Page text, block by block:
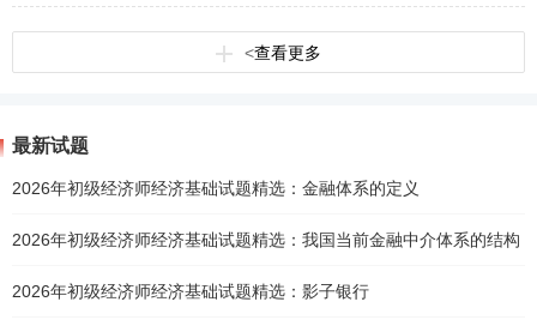
<查看更多
最新试题
2026年初级经济师经济基础试题精选：金融体系的定义
2026年初级经济师经济基础试题精选：我国当前金融中介体系的结构
2026年初级经济师经济基础试题精选：影子银行